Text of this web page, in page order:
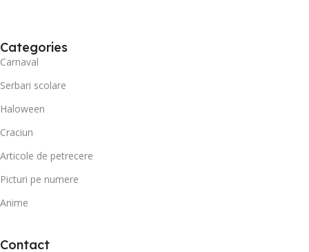
Categories
Carnaval
Serbari scolare
Haloween
Craciun
Articole de petrecere
Picturi pe numere
Anime
Contact